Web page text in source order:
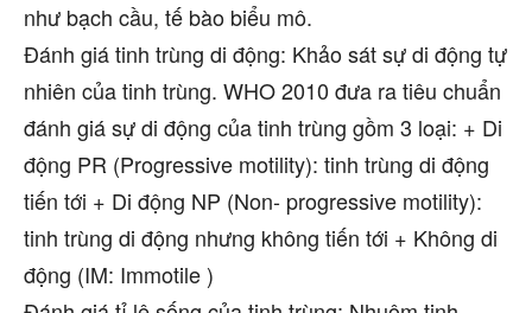
như bạch cầu, tế bào biểu mô.
Đánh giá tinh trùng di động: Khảo sát sự di động tự
nhiên của tinh trùng. WHO 2010 đưa ra tiêu chuẩn
đánh giá sự di động của tinh trùng gồm 3 loại: + Di
động PR (Progressive motility): tinh trùng di động
tiến tới + Di động NP (Non- progressive motility):
tinh trùng di động nhưng không tiến tới + Không di
động (IM: Immotile )